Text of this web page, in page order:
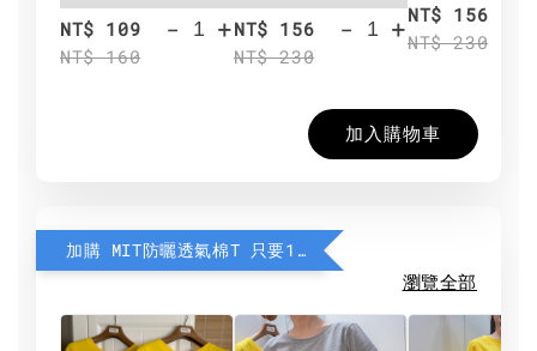
NT$ 109
NT$ 160
- +NT$ 156
NT$ 230
- +NT$ 156
NT$ 230
加入購物車
加購 MIT防曬透氣棉T 只要190元
瀏覽全部